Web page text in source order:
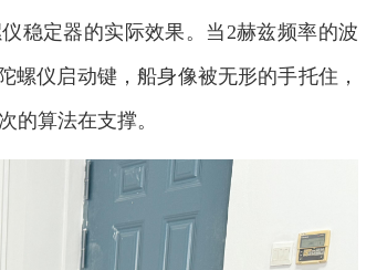
稳定器的实际效果。当2赫兹频率的波
螺仪启动键，船身像被无形的手托住，
的算法在支撑。